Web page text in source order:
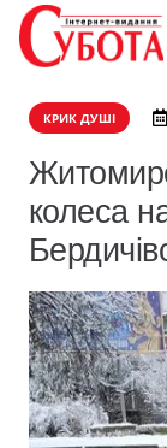
КРИК ДУШІ
колеса